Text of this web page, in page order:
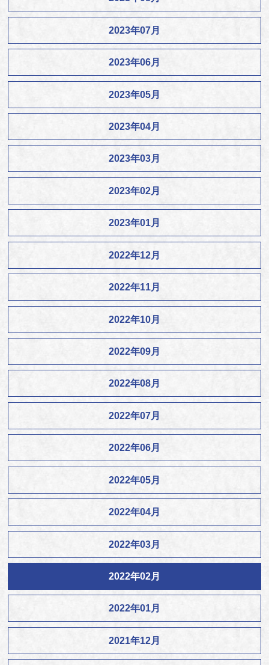
2023年07月
2023年06月
2023年05月
2023年04月
2023年03月
2023年02月
2023年01月
2022年12月
2022年11月
2022年10月
2022年09月
2022年08月
2022年07月
2022年06月
2022年05月
2022年04月
2022年03月
2022年02月
2022年01月
2021年12月